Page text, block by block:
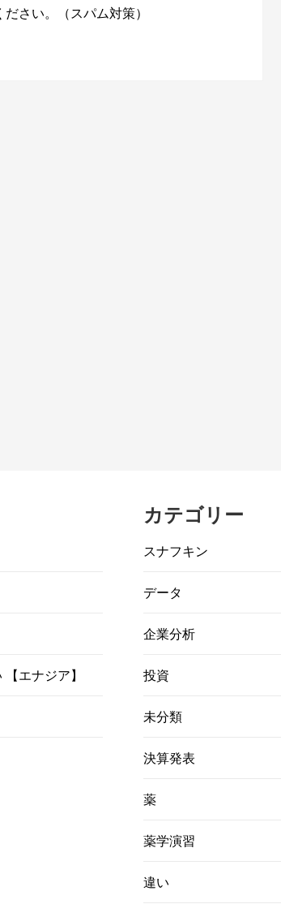
さい。（スパム対策）
エナジア】
カテゴリー
スナフキン
データ
企業分析
投資
未分類
決算発表
薬
薬学演習
違い